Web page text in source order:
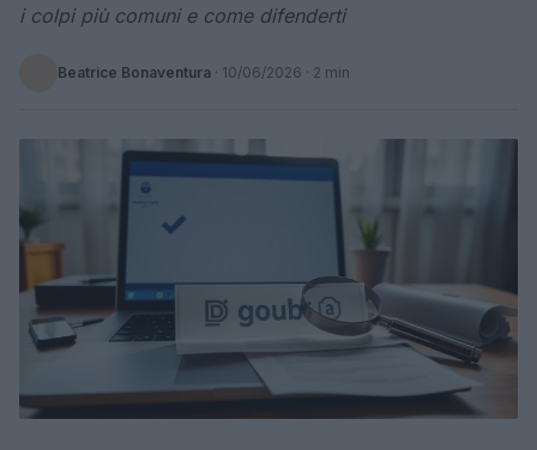
i colpi più comuni e come difenderti
Beatrice Bonaventura · 10/06/2026 · 2 min